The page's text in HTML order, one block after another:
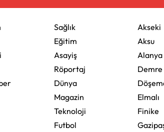
Sağlık
Eğitim
Asayiş
Röportaj
Dünya
Magazin
Teknoloji
Futbol
Akseki
Aksu
Alanya
Demre
Elmalı
Finike